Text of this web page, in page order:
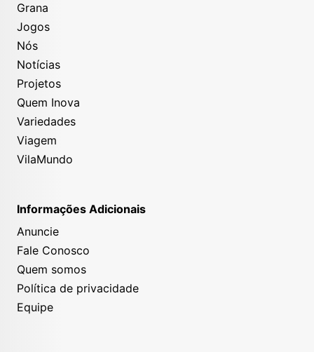
Grana
Jogos
Nós
Notícias
Projetos
Quem Inova
Variedades
Viagem
VilaMundo
Informações Adicionais
Anuncie
Fale Conosco
Quem somos
Política de privacidade
Equipe